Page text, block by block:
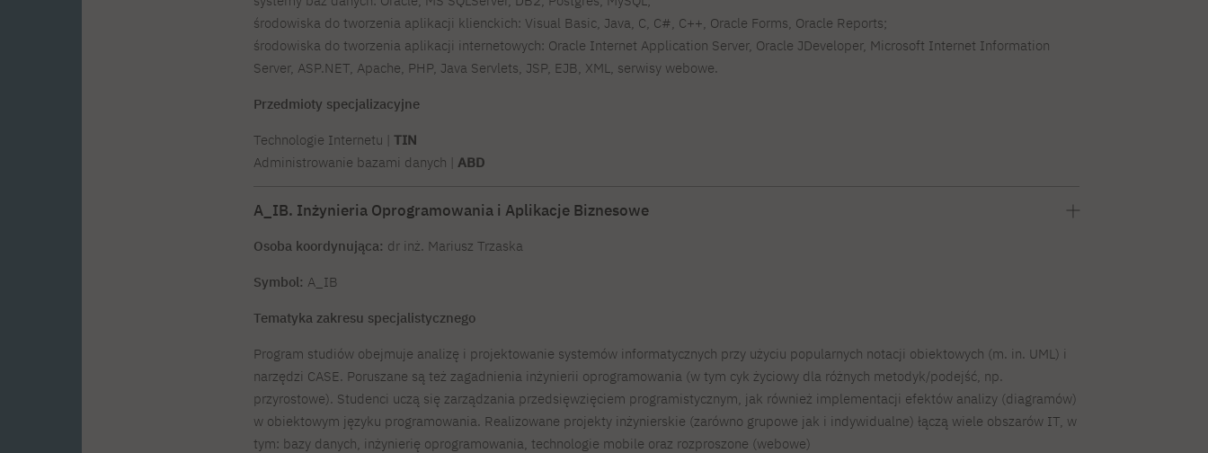
środowiska do tworzenia aplikacji klienckich: Visual Basic, Java, C, C#, C++, Oracle Forms, Oracle Reports;
środowiska do tworzenia aplikacji internetowych: Oracle Internet Application Server, Oracle JDeveloper, Microsoft Internet Information
Server, ASP.NET, Apache, PHP, Java Servlets, JSP, EJB, XML, serwisy webowe.
Przedmioty specjalizacyjne
Technologie Internetu | TIN
Administrowanie bazami danych | ABD
A_IB. Inżynieria Oprogramowania i Aplikacje Biznesowe
Osoba koordynująca: dr inż. Mariusz Trzaska
Symbol: A_IB
Tematyka zakresu specjalistycznego
Program studiów obejmuje analizę i projektowanie systemów informatycznych przy użyciu popularnych notacji obiektowych (m. in. UML) i
narzędzi CASE. Poruszane są też zagadnienia inżynierii oprogramowania (w tym cyk życiowy dla różnych metodyk/podejść, np.
przyrostowe). Studenci uczą się zarządzania przedsięwzięciem programistycznym, jak również implementacji efektów analizy (diagramów)
w obiektowym języku programowania. Realizowane projekty inżynierskie (zarówno grupowe jak i indywidualne) łączą wiele obszarów IT, w
tym: bazy danych, inżynierię oprogramowania, technologie mobile oraz rozproszone (webowe)